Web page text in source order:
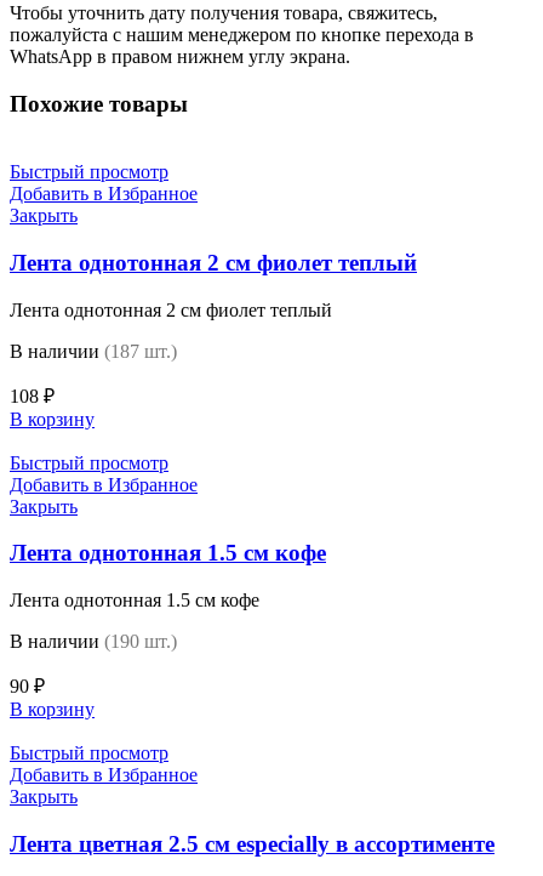
Чтобы уточнить дату получения товара, свяжитесь,
пожалуйста с нашим менеджером по кнопке перехода в
WhatsApp в правом нижнем углу экрана.
Похожие товары
Быстрый просмотр
Добавить в Избранное
Закрыть
Лента однотонная 2 см фиолет теплый
Лента однотонная 2 см фиолет теплый
В наличии (187 шт.)
108 ₽
В корзину
Быстрый просмотр
Добавить в Избранное
Закрыть
Лента однотонная 1.5 см кофе
Лента однотонная 1.5 см кофе
В наличии (190 шт.)
90 ₽
В корзину
Быстрый просмотр
Добавить в Избранное
Закрыть
Лента цветная 2.5 см especially в ассортименте